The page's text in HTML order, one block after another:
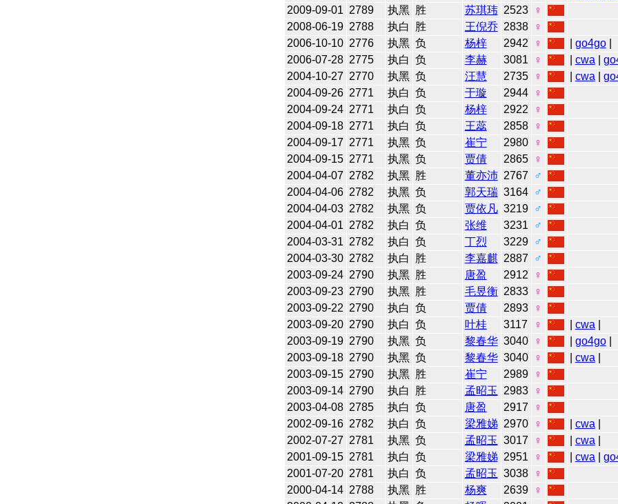
2009-09-01 2789 执黑 胜 苏琪玮 2523
♀
2008-06-19 2788 执白 胜 王倪乔 2838
♀
2006-10-10 2776 执黑 负 杨梓 2942 ♀ go4go|
2006-07-28 2775 执白 负 李赫 3081 ♀ cwa
2004-10-27 2770 执黑 负 汪慧 2735 ♀ cwa
2004-09-26 2771 执白 负 于璇 2944
♀
2004-09-24 2771 执白 负 杨梓 2922
♀
2004-09-18 2771 执白 负 王蕊 2858
♀
2004-09-17 2771 执黑 负 崔宁 2980
♀
2004-09-15 2771 执黑 负 贾倩 2865
♀
2004-04-07 2782 执黑 胜 董亦沛 2767
♂
2004-04-06 2782 执黑 负 郭天瑞 3164
♂
2004-04-03 2782 执黑 负 贾依凡 3219
♂
2004-04-01 2782 执白 负 张维 3231
♂
2004-03-31 2782 执白 负 丁烈 3229
♂
2004-03-30 2782 执白 胜 李嘉麒 2887
♂
2003-09-24 2790 执黑 胜 唐盈 2912
♀
2003-09-23 2790 执黑 胜 毛昱衡 2833
♀
2003-09-22 2790 执白 负 贾倩 2893
♀
2003-09-20 2790 执白 负 叶桂 3117 ♀ cwa
2003-09-19 2790 执黑 负 黎春华 3040 ♀ go4go|
2003-09-18 2790 执黑 负 黎春华 3040 ♀ cwa
2003-09-15 2790 执黑 胜 崔宁 2989
♀
2003-09-14 2790 执白 胜 孟昭玉 2983
♀
2003-04-08 2785 执白 负 唐盈 2917
♀
2002-09-16 2782 执白 负 梁雅娣 2970 ♀ cwa
2002-07-27 2781 执黑 负 孟昭玉 3017 ♀ cwa
2001-09-15 2781 执白 负 梁雅娣 2951 ♀ cwa
2001-07-20 2781 执白 负 孟昭玉 3038
♀
2000-04-14 2788 执黑 胜 杨爽 2639
♀